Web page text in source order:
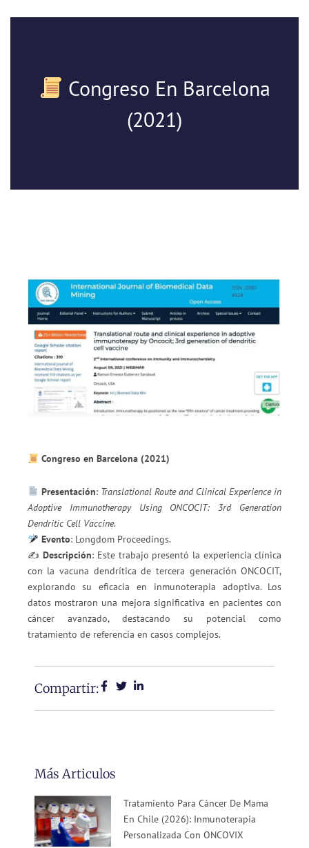
Congreso En Barcelona
(2021)
Congreso en Barcelona (2021)
Presentación: Translational Route and Clinical Experience in
Adoptive Immunotherapy Using ONCOCIT: 3rd Generation
Dendritic Cell Vaccine.
Evento: Longdom Proceedings.
✍️Descripción: Este trabajo presentó la experiencia clínica
con la vacuna dendrítica de tercera generación ONCOCIT,
explorando su eficacia en inmunoterapia adoptiva. Los
datos mostraron una mejora significativa en pacientes con
cáncer avanzado, destacando su potencial como
tratamiento de referencia en casos complejos.
Compartir:
Más Articulos
Tratamiento Para Cáncer De Mama
En Chile (2026): Inmunoterapia
Personalizada Con ONCOVIX